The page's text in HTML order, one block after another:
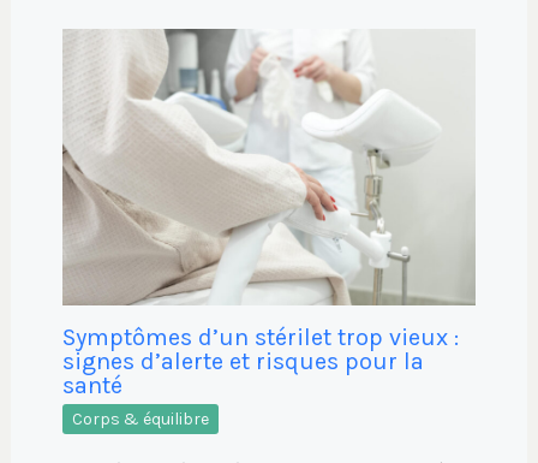
Symptômes d’un stérilet trop vieux :
signes d’alerte et risques pour la
santé
Corps & équilibre